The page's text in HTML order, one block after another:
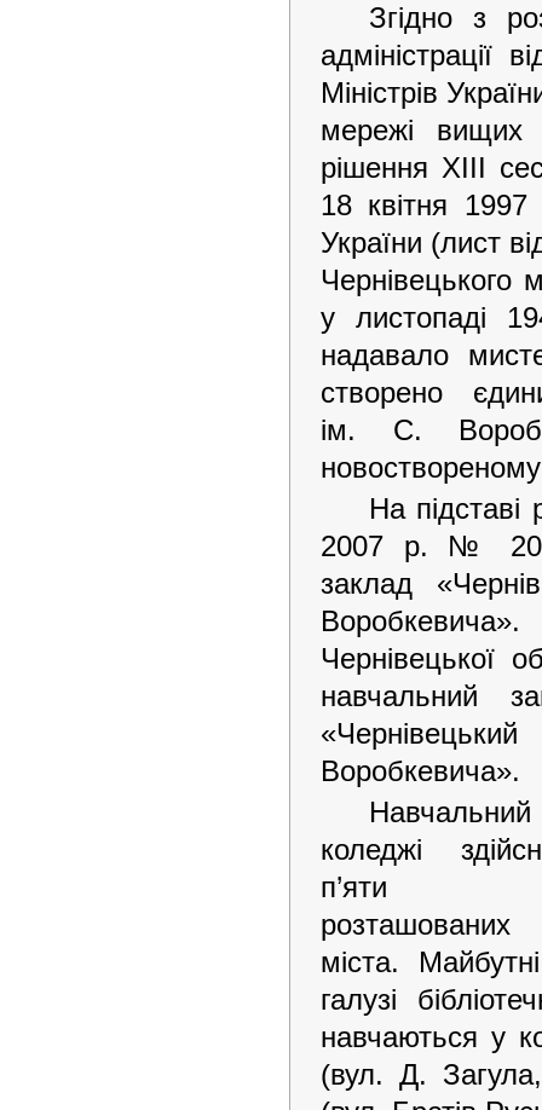
Згідно з
Міністрів
мережі вищих
рішення ХІІІ
18 квітня 1997
України (лист
Чернівецького
у листопаді
надавало
створено
ім. С.
На підставі
2007 р. № 20-
заклад
Чернівецької
навчальний
Воробкевича».
коледжі
п’яти
міста.
галузі
навчаються у
(вул. Д.